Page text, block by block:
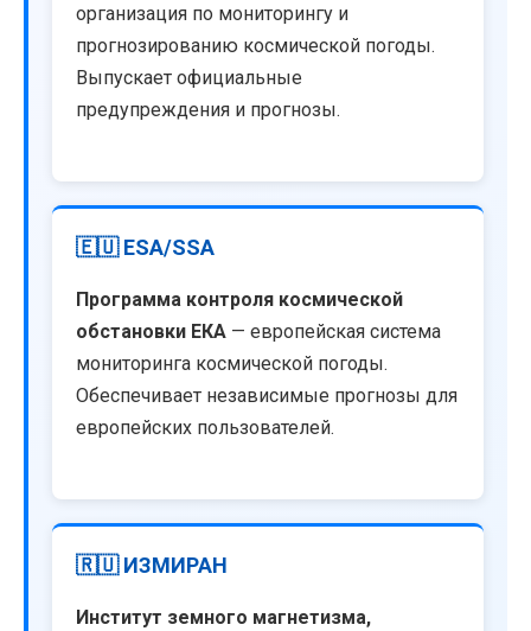
организация по мониторингу и
прогнозированию космической погоды.
Выпускает официальные
предупреждения и прогнозы.
🇪🇺 ESA/SSA
Программа контроля космической
обстановки ЕКА — европейская система
мониторинга космической погоды.
Обеспечивает независимые прогнозы для
европейских пользователей.
🇷🇺 ИЗМИРАН
Институт земного магнетизма,